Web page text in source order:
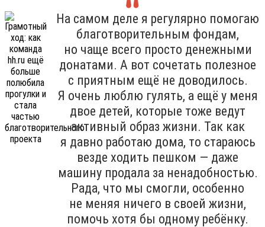
На самом деле я регулярно помогаю
благотворительным фондам,
но чаще всего просто денежными
донатами. А вот сочетать полезное
с приятным ещё не доводилось.
Я очень люблю гулять, а ещё у меня
двое детей, которые тоже ведут
активный образ жизни. Так как
я давно работаю дома, то стараюсь
везде ходить пешком — даже
машину продала за ненадобностью.
Рада, что мы смогли, особенно
не меняя ничего в своей жизни,
помочь хотя бы одному ребёнку.